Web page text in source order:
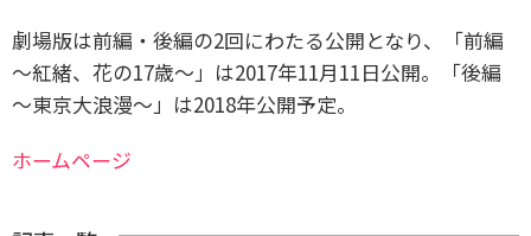
劇場版は前編・後編の2回にわたる公開となり、「前編
～紅緒、花の17歳～」は2017年11月11日公開。「後編
～東京大浪漫～」は2018年公開予定。
ホームページ